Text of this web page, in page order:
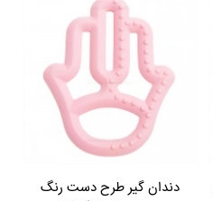
دندان گیر طرح دست رنگ